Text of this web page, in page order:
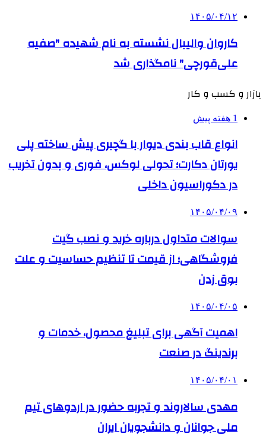
۱۴۰۵/۰۴/۱۲
کاروان والیبال نشسته به نام شهیده "صفیه
علی‌قورچی" نامگذاری شد
بازار و کسب و کار
1 هفته پیش
انواع قاب بندی دیوار با گچبری پیش ساخته پلی
یورتان دکارت؛ تحولی لوکس، فوری و بدون تخریب
در دکوراسیون داخلی
۱۴۰۵/۰۴/۰۹
سوالات متداول درباره خرید و نصب گیت
فروشگاهی؛ از قیمت تا تنظیم حساسیت و علت
بوق زدن
۱۴۰۵/۰۴/۰۵
اهمیت آگهی برای تبلیغ محصول، خدمات و
برندینگ در صنعت
۱۴۰۵/۰۴/۰۱
مهدی سالاروند و تجربه حضور در اردوهای تیم
ملی جوانان و دانشجویان ایران